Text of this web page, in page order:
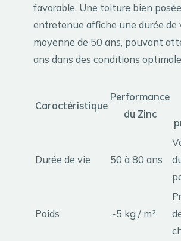
favorable. Une toiture bien
entretenue affiche une durée de
moyenne de 50 ans, pouvant
ans dans des conditions
Caractéristique
Performance
du Zinc
Durée de vie 50 à 80 ans
Poids ~5 kg / m²